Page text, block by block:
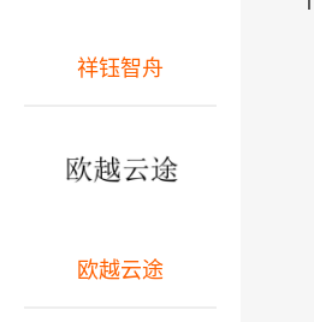
祥钰智舟
欧越云途